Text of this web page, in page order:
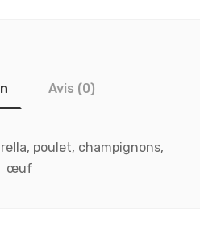
Avis (0)
poulet, champignons,
œuf